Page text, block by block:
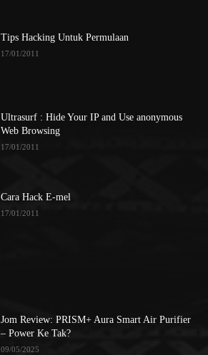
Tips Hacking Untuk Permulaan
17/01/2011
Ultrasurf : Hide Your IP and Use anonymous
Web Browsing
17/01/2011
Cara Hack E-mel
17/01/2011
Jom Review: PRISM+ Aura Smart Air Purifier
– Power Ke Tak?
09/05/2025